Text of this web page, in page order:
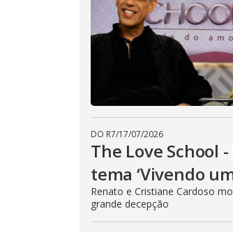
DO R7/17/07/2026
The Love School
tema ‘Vivendo
Renato e Cristiane Cardoso
grande decepção